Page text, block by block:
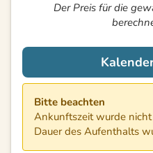
Der Preis für die
Bitte beachten
Ankunftszeit wurde
Dauer des Aufenthalts